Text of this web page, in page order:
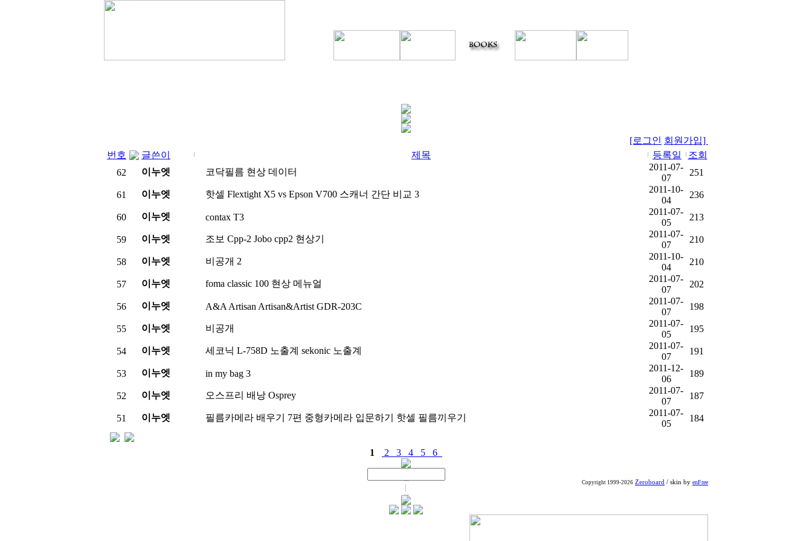
[로그인 회원가입]
번호
글쓴이 제목 등록일
조회
62
이누엣 코닥필름 현상 데이터
2011-07-
07
251
61 이누엣 핫셀 Flextight X5 vs Epson V700 스캐너 간단 비교 3
2011-10-
04
236
60 이누엣 contax T3
2011-07-
05
213
59 이누엣 조보 Cpp-2 Jobo cpp2 현상기
2011-07-
07
210
58 이누엣 비공개 2
2011-10-
04
210
57 이누엣 foma classic 100 현상 메뉴얼
2011-07-
07
202
56 이누엣 A&A Artisan Artisan&Artist GDR-203C
2011-07-
07
198
55 이누엣 비공개
2011-07-
05
195
54 이누엣 세코닉 L-758D 노출계 sekonic 노출계
2011-07-
07
191
53 이누엣 in my bag 3
2011-12-
06
189
52 이누엣 오스프리 배낭 Osprey
2011-07-
07
187
51 이누엣 필름카메라 배우기 7편 중형카메라 입문하기 핫셀 필름끼우기
2011-07-
05
184
1 2 3 4 5 6
Copyright 1999-2026 Zeroboard / skin by enFree